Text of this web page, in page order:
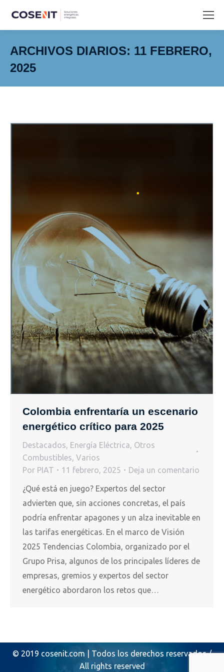
ARCHIVOS DIARIOS: 11 FEBRERO,
2025
Colombia enfrentaría un escenario
energético crítico para 2025
Destacados, Energía Eléctrica, Otros
Combustibles, Varios
Por PIAT 11 febrero, 2025 Deja un comentario
¿Qué está en juego? Expertos del sector
advierten que, sin acciones concretas, el país
podría enfrentar apagones y un alza inevitable en
las tarifas energéticas. En el marco de Visión
2025 Tendencias Colombia, organizado por el
Grupo Prisa, algunos de los principales líderes de
empresas, gremios y expertos del sector
energético abordaron los retos que…
© 2019 cosenit.com | Todos los derechos reservados /
All rights reserved